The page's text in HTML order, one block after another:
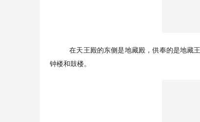
在天王殿的东侧是地藏殿，供奉的是地藏
钟楼和鼓楼。